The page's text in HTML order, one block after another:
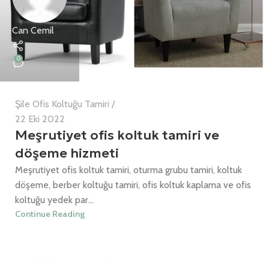
Can Cemil
0
Şile Ofis Koltuğu Tamiri
22 Eki 2022
Meşrutiyet ofis koltuk tamiri ve
döşeme hizmeti
Meşrutiyet ofis koltuk tamiri, oturma grubu tamiri, koltuk
döşeme, berber koltuğu tamiri, ofis koltuk kaplama ve ofis
koltuğu yedek par...
Continue Reading